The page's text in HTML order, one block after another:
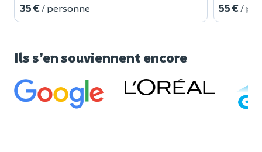
35 € / personne 55 € /
Ils s’en souviennent encore